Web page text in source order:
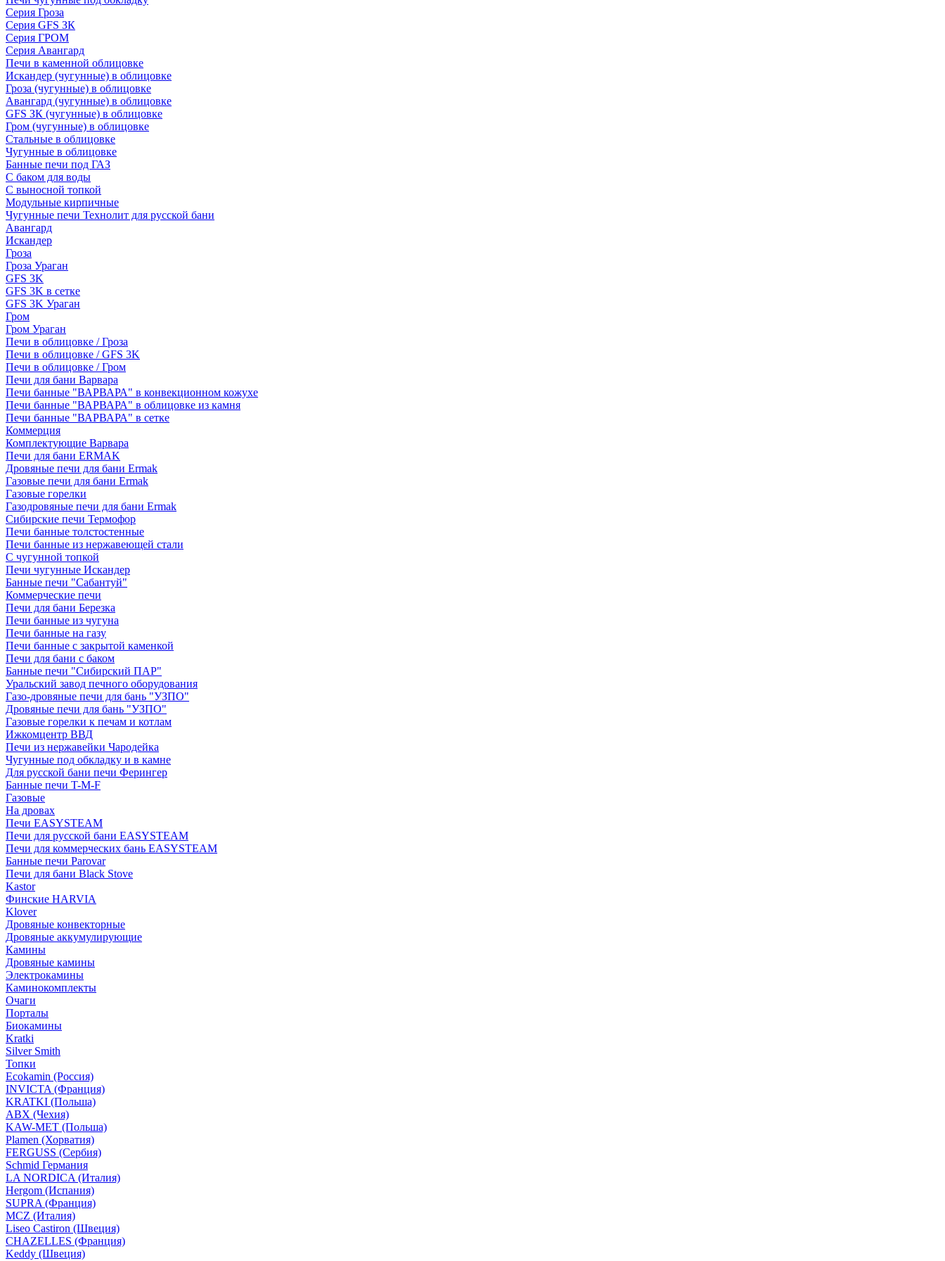
Серия Гроза
Серия GFS ЗК
Серия ГРОМ
Серия Авангард
Печи в каменной облицовке
Искандер (чугунные) в облицовке
Гроза (чугунные) в облицовке
Авангард (чугунные) в облицовке
GFS ЗК (чугунные) в облицовке
Гром (чугунные) в облицовке
Стальные в облицовке
Чугунные в облицовке
Банные печи под ГАЗ
С баком для воды
С выносной топкой
Модульные кирпичные
Чугунные печи Технолит для русской бани
Авангард
Искандер
Гроза
Гроза Ураган
GFS 3K
GFS 3K в сетке
GFS 3K Ураган
Гром
Гром Ураган
Печи в облицовке / Гроза
Печи в облицовке / GFS 3K
Печи в облицовке / Гром
Печи для бани Варвара
Печи банные "ВАРВАРА" в конвекционном кожухе
Печи банные "ВАРВАРА" в облицовке из камня
Печи банные "ВАРВАРА" в сетке
Коммерция
Комплектующие Варвара
Печи для бани ERMAK
Дровяные печи для бани Ermak
Газовые печи для бани Ermak
Газовые горелки
Газодровяные печи для бани Ermak
Сибирские печи Термофор
Печи банные толстостенные
Печи банные из нержавеющей стали
С чугунной топкой
Печи чугунные Искандер
Банные печи "Сабантуй"
Коммерческие печи
Печи для бани Березка
Печи банные из чугуна
Печи банные на газу
Печи банные с закрытой каменкой
Печи для бани с баком
Банные печи "Сибирский ПАР"
Уральский завод печного оборудования
Газо-дровяные печи для бань "УЗПО"
Дровяные печи для бань "УЗПО"
Газовые горелки к печам и котлам
Ижкомцентр ВВД
Печи из нержавейки Чародейка
Чугунные под обкладку и в камне
Для русской бани печи Ферингер
Банные печи T-M-F
Газовые
На дровах
Печи EASYSTEAM
Печи для русской бани EASYSTEAM
Печи для коммерческих бань EASYSTEAM
Банные печи Parovar
Печи для бани Black Stove
Kastor
Финские HARVIA
Klover
Дровяные конвекторные
Дровяные аккумулирующие
Камины
Дровяные камины
Электрокамины
Каминокомплекты
Очаги
Порталы
Биокамины
Kratki
Silver Smith
Топки
Ecokamin (Россия)
INVICTA (Франция)
KRATKI (Польша)
ABX (Чехия)
KAW-MET (Польша)
Plamen (Хорватия)
FERGUSS (Сербия)
Schmid Германия
LA NORDICA (Италия)
Hergom (Испания)
SUPRA (Франция)
MCZ (Италия)
Liseo Castiron (Швеция)
CHAZELLES (Франция)
Keddy (Швеция)